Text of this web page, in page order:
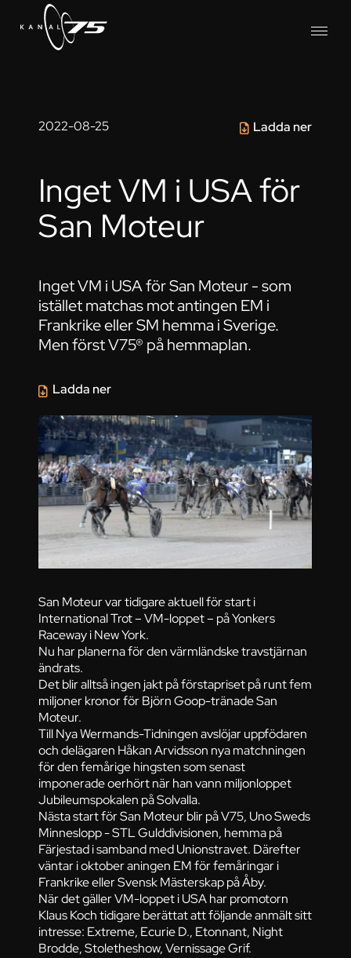
2022-08-25 Ladda ner
Inget VM i USA för
San Moteur
Inget VM i USA för San Moteur - som
istället matchas mot antingen EM i
Frankrike eller SM hemma i Sverige.
Men först V75® på hemmaplan.
San Moteur var tidigare aktuell för start i
International Trot – VM-loppet – på Yonkers
Raceway i New York.
Nu har planerna för den värmländske travstjärnan
ändrats.
Det blir alltså ingen jakt på förstapriset på runt fem
miljoner kronor för Björn Goop-tränade San
Moteur.
Till Nya Wermands-Tidningen avslöjar uppfödaren
och delägaren Håkan Arvidsson nya matchningen
för den femårige hingsten som senast
imponerade oerhört när han vann miljonloppet
Jubileumspokalen på Solvalla.
Nästa start för San Moteur blir på V75, Uno Sweds
Minneslopp - STL Gulddivisionen, hemma på
Färjestad i samband med Unionstravet. Därefter
väntar i oktober aningen EM för femåringar i
Frankrike eller Svensk Mästerskap på Åby.
När det gäller VM-loppet i USA har promotorn
Klaus Koch tidigare berättat att följande anmält sitt
intresse: Extreme, Ecurie D., Etonnant, Night
Brodde, Stoletheshow, Vernissage Grif.
Ladda ner